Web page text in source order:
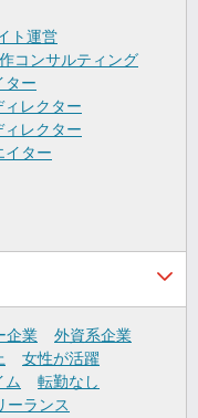
ト運営
コンサルティング
ター
レクター
レクター
イター
企業
外資系企業
女性が活躍
ム
転勤なし
ーランス